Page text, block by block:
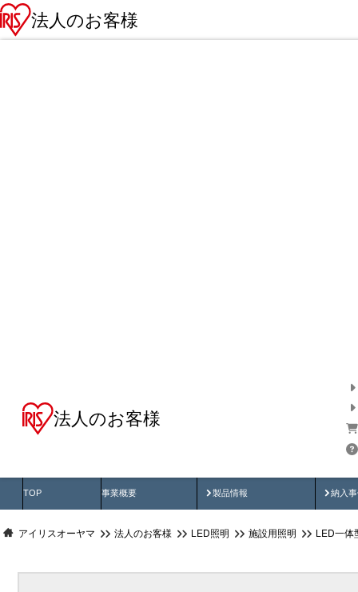
法人のお客様
法人のお客様
TOP 事業概要 製品情報
製品動画 納入
納
アイリスオーヤマ 法人のお客様 LED照明 施設用照明 LED一体